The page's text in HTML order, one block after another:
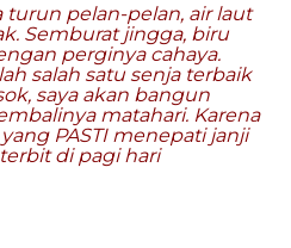
turun pelan-pelan, air laut
Semburat jingga, biru
perginya cahaya.
salah satu senja terbaik
saya akan bangun
matahari. Karena
PASTI menepati janji
di pagi hari